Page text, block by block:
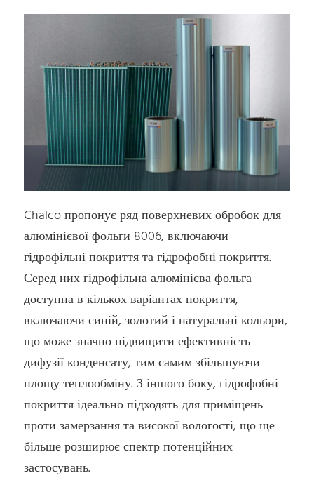
Chalco пропонує ряд поверхневих обробок для
алюмінієвої фольги 8006, включаючи
гідрофільні покриття та гідрофобні покриття.
Серед них гідрофільна алюмінієва фольга
доступна в кількох варіантах покриття,
включаючи синій, золотий і натуральні кольори,
що може значно підвищити ефективність
дифузії конденсату, тим самим збільшуючи
площу теплообміну. З іншого боку, гідрофобні
покриття ідеально підходять для приміщень
проти замерзання та високої вологості, що ще
більше розширює спектр потенційних
застосувань.